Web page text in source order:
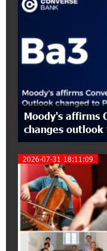
EBRD
17:27:45 6-
From
The 4th
16:43:06 6-
The
15:09:48 3-
EBRD to
Bond
20:20:40 2-
Moody's affirms
changes
2026-07-31 18:11:09